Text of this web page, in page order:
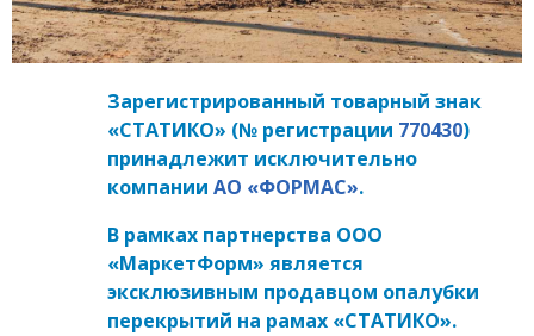
Зарегистрированный товарный знак
«СТАТИКО» (№ регистрации 770430)
принадлежит исключительно
компании АО «ФОРМАС».
В рамках партнерства ООО
«МаркетФорм» является
эксклюзивным продавцом опалубки
перекрытий на рамах «СТАТИКО».